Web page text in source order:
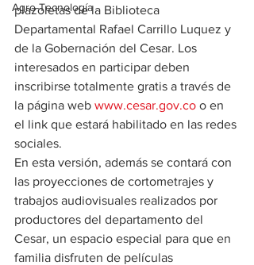
Agro-Tecnología
plazoletas de la Biblioteca
Departamental Rafael Carrillo Luquez y
de la Gobernación del Cesar. Los
interesados en participar deben
inscribirse totalmente gratis a través de
la página web www.cesar.gov.co o en
el link que estará habilitado en las redes
sociales.
En esta versión, además se contará con
las proyecciones de cortometrajes y
trabajos audiovisuales realizados por
productores del departamento del
Cesar, un espacio especial para que en
familia disfruten de películas